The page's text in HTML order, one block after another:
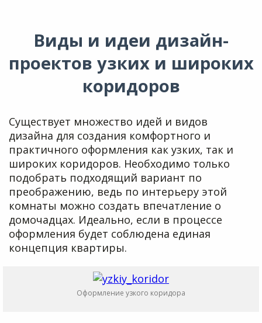
Виды и идеи дизайн-
проектов узких и широких
коридоров
Существует множество идей и видов
дизайна для создания комфортного и
практичного оформления как узких, так и
широких коридоров. Необходимо только
подобрать подходящий вариант по
преображению, ведь по интерьеру этой
комнаты можно создать впечатление о
домочадцах. Идеально, если в процессе
оформления будет соблюдена единая
концепция квартиры.
Оформление узкого коридора